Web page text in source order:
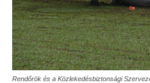
Rendőrök és a Közlekedésbiztonsági